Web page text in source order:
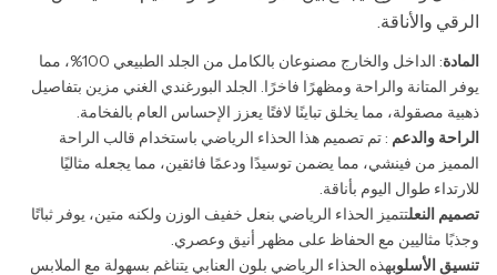
الرقي والأناقة.
المادة
: الداخل والخارج مصنوعان بالكامل من الجلد الطبيعي 100%، مما
يوفر المتانة والراحة ومظهرًا فاخرًا. الجلد البورغندي الغني مزين بتفاصيل
ذهبية مصقولة، مما يخلق تباينًا لافتًا يعزز الإحساس العام بالفخامة.
الراحة والدعم : تم تصميم هذا الحذاء الرياضي باستخدام قالب الراحة
المميز من فينشي، مما يضمن توسيدًا ودعمًا فائقين، مما يجعله مثاليًا
للارتداء طوال اليوم بأناقة.
تصميم النعلتتميز الحذاء الرياضي بنعل خفيف الوزن ولكنه متين، يوفر ثباتًا
وجذبًا مثاليين مع الحفاظ على مظهر أنيق وعصري.
تنسيق الأسلوبهذه الحذاء الرياضي بلون العنابي يتناغم بسهولة مع الملابس